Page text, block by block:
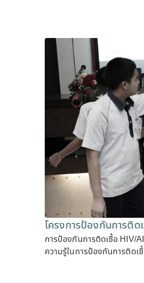
โครงการป้องกันการติ
การป้องกันการติดเชื้อ HIV/
ความรู้ในการป้องกันการติดเชื้